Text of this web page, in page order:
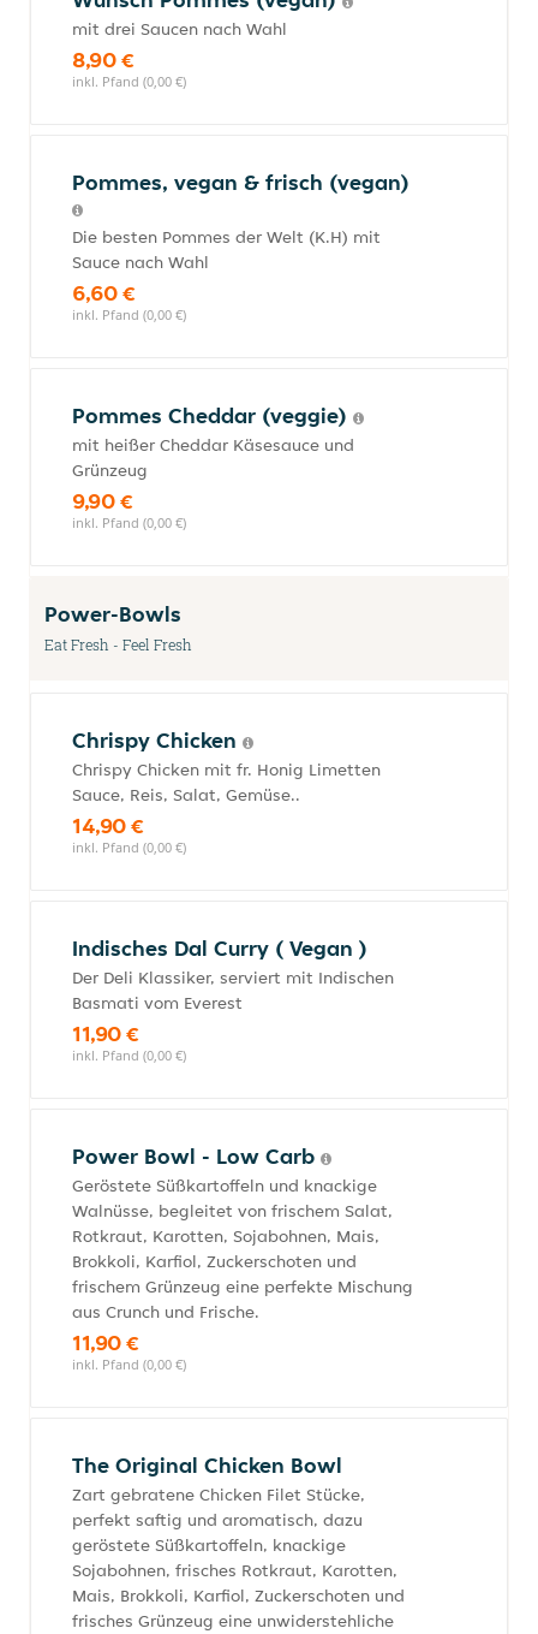
mit drei Saucen nach Wahl
8,90 €
inkl. Pfand (0,00 €)
Pommes, vegan & frisch (vegan)
Die besten Pommes der Welt (K.H) mit
Sauce nach Wahl
6,60 €
inkl. Pfand (0,00 €)
Pommes Cheddar (veggie)
mit heißer Cheddar Käsesauce und
Grünzeug
9,90 €
inkl. Pfand (0,00 €)
Power-Bowls
Eat Fresh - Feel Fresh
Chrispy Chicken
Chrispy Chicken mit fr. Honig Limetten
Sauce, Reis, Salat, Gemüse..
14,90 €
inkl. Pfand (0,00 €)
Indisches Dal Curry ( Vegan )
Der Deli Klassiker, serviert mit Indischen
Basmati vom Everest
11,90 €
inkl. Pfand (0,00 €)
Power Bowl - Low Carb
Geröstete Süßkartoffeln und knackige
Walnüsse, begleitet von frischem Salat,
Rotkraut, Karotten, Sojabohnen, Mais,
Brokkoli, Karfiol, Zuckerschoten und
frischem Grünzeug eine perfekte Mischung
aus Crunch und Frische.
11,90 €
inkl. Pfand (0,00 €)
The Original Chicken Bowl
Zart gebratene Chicken Filet Stücke,
perfekt saftig und aromatisch, dazu
geröstete Süßkartoffeln, knackige
Sojabohnen, frisches Rotkraut, Karotten,
Mais, Brokkoli, Karfiol, Zuckerschoten und
frisches Grünzeug eine unwiderstehliche